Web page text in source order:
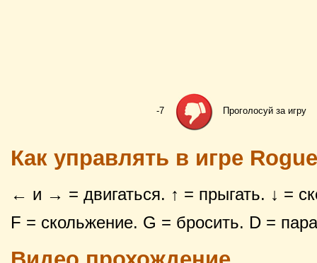
-7 Проголосуй за игру
Как управлять в игре
← и → = двигаться. ↑ = прыгать. ↓ =
F = скольжение. G = бросить. D =